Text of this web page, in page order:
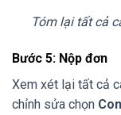
Tóm lại tất cả
Bước 5: Nộp đơn
Xem xét lại tất cả
chỉnh sửa chọn